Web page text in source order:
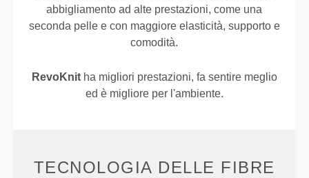
abbigliamento ad alte prestazioni, come una
seconda pelle e con maggiore elasticità, supporto e
comodità.
RevoKnitha migliori prestazioni, fa sentire meglio
ed è migliore per l'ambiente.
TECNOLOGIA DELLE FIBRE